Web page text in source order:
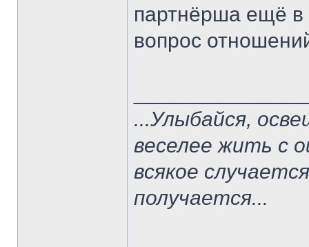
партнёрша ещё в
вопрос
...Улыбайся,
веселее жить с
всякое
получается...